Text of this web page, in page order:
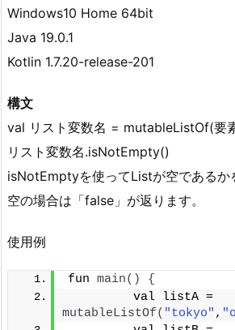
Windows10 Home 64bit
Java 19.0.1
Kotlin 1.7.20-release-201
構文
val リスト変数名 = mutableListOf(要
リスト変数名.isNotEmpty()
isNotEmptyを使ってListが空であるか
空の場合は「false」が返ります。
使用例
fun main()
{
mutableListOf( "tokyo" ,